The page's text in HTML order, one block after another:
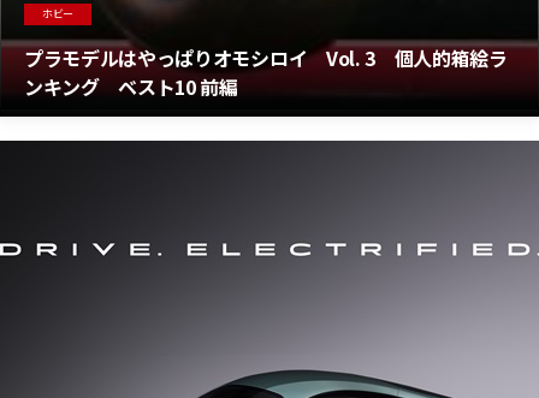
ホビー
プラモデルはやっぱりオモシロイ Vol. 3 個人的箱絵ラ
ンキング ベスト10 前編